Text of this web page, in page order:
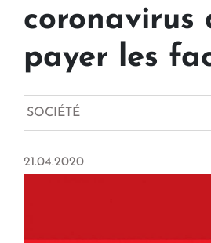
coronavirus
payer les
SOCIÉTÉ
21.04.2020